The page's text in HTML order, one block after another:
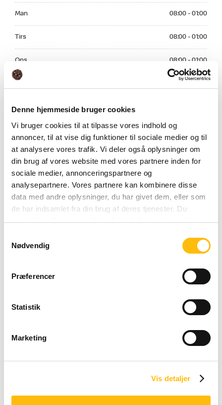
Denne hjemmeside bruger cookies
Vi bruger cookies til at tilpasse vores indhold og
annoncer, til at vise dig funktioner til sociale medier og til
at analysere vores trafik. Vi deler også oplysninger om
din brug af vores website med vores partnere inden for
sociale medier, annonceringspartnere og
analysepartnere. Vores partnere kan kombinere disse
data med andre oplysninger, du har givet dem, eller som
de har indsamlet fra din brug af deres tjenester. Du
samtykker til vores cookies, hvis du fortsætter med at
Nødvendig
Præferencer
Statistik
Marketing
Vis detaljer
Man 08:00 - 01:00
Tirs 08:00 - 01:00
Ons 08:00 - 01:00
Thursday 08:00 - 01:00
Fre
Lør 08:00 - 03:00
Saturday 08:00 - 03:00
Søn 08:00 - 01:00
Sunday 08:00 - 01:00